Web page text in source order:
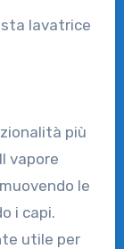
lavatrice
più
vapore
le
i capi.
utile per